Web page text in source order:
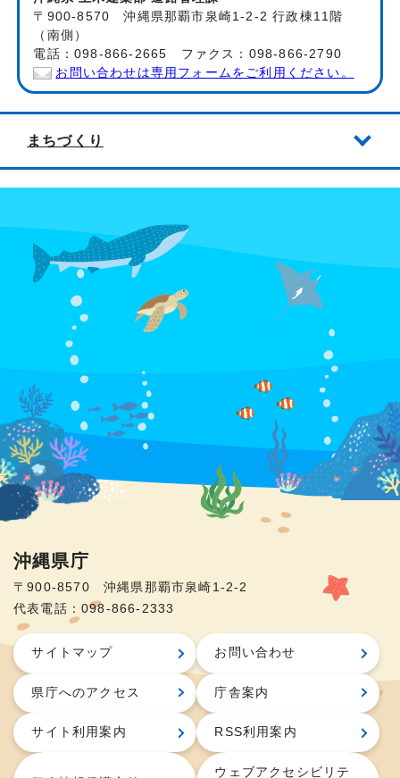
〒900-8570 沖縄県那覇市泉崎1-2-2 行政棟11階
（南側）
電話：098-866-2665 ファクス：098-866-2790
お問い合わせは専用フォームをご利用ください。
まちづくり
沖縄県庁
〒900-8570 沖縄県那覇市泉崎1-2-2
代表電話：098-866-2333
サイトマップ お問い合わせ
県庁へのアクセス 庁舎案内
サイト利用案内 RSS利用案内
ウェブアクセシビリテ